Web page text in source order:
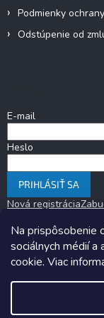
Na prispôsobenie
sociálnych médií a
cookie. Viac
Podmienky
Odstúpenie od
E-mail
Heslo
PRIHLÁSIŤ SA
Nová registrácia
Copyright 2026